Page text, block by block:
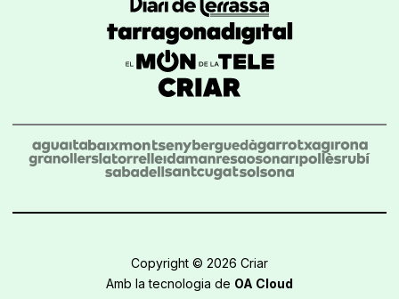
Copyright © 2026 Criar
Amb la tecnologia de OA Cloud